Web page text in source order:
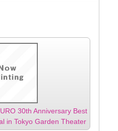
30th Anniversary Best
in Tokyo Garden Theater